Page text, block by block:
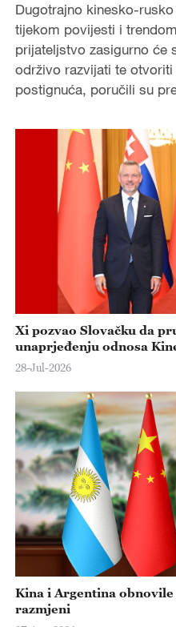
Dugotrajno kinesko-
tijekom povijesti i
prijateljstvo zasigurno će
održivo razvijati te
postignuća, poručili su
Xi pozvao Slovačku da
unaprjeđenju odnosa
28-Jul-2026
Kina i Argentina
razmjeni